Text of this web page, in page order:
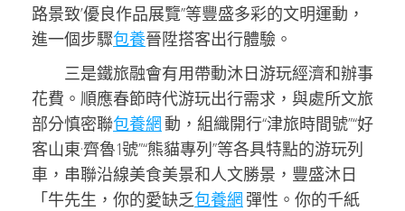
路景致’優良作品展覽”等豐盛多彩的文明運動，
進一個步驟包養晉陞搭客出行體驗。
三是鐵旅融會有用帶動沐日游玩經濟和辦事
花費。順應春節時代游玩出行需求，與處所文旅
部分慎密聯包養網動，組織開行“津旅時間號”“好
客山東·齊魯1號”“熊貓專列”等各具特點的游玩列
車，串聯沿線美食美景和人文勝景，豐盛沐日
「牛先生，你的愛缺乏包養網 彈性。你的千紙